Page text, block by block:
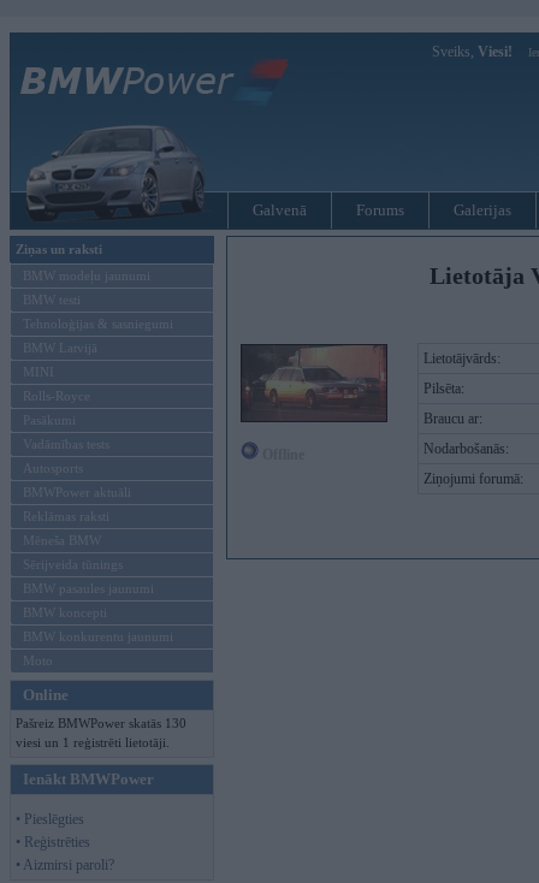
Sveiks, Viesi!
Galvenā Forums Galerijas
Ziņas un raksti
BMW modeļu jaunumi
BMW testi
Tehnoloģijas & sasniegumi
BMW Latvijā
MINI
Rolls-Royce
Pasākumi
Vadāmības tests
Autosports
BMWPower aktuāli
Reklāmas raksti
Mēneša BMW
Sērijveida tūnings
BMW pasaules jaunumi
BMW koncepti
BMW konkurentu jaunumi
Moto
Online
Pašreiz BMWPower skatās 130
viesi un 1 reģistrēti lietotāji.
Ienākt BMWPower
• Pieslēgties
• Reģistrēties
• Aizmirsi paroli?
Lietotāja
Lietotājvārds:
Pilsēta:
Braucu ar:
Nodarbošanās:
Ziņojumi forumā: